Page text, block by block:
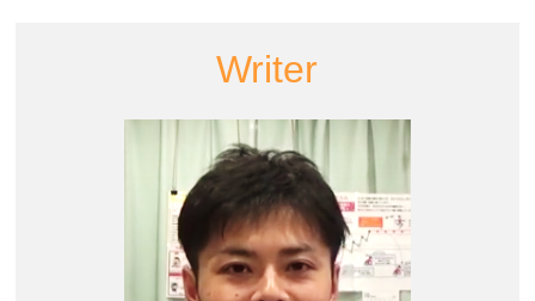
Writer